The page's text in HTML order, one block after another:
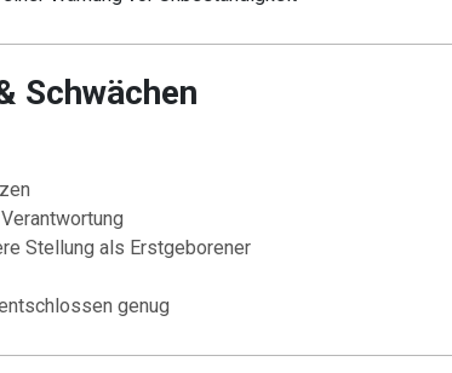
Schwächen
Stellung als Erstgeborener
genug